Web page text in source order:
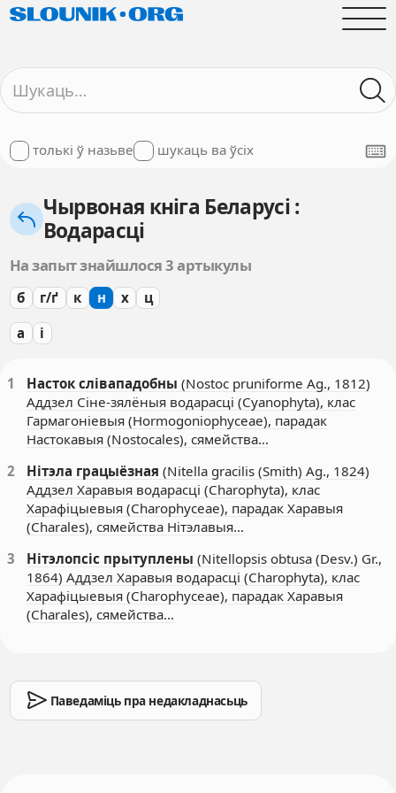
толькі ў назьве шукаць ва ўсіх
Чырвоная кніга Беларусі :
Водарасці
На запыт знайшлося 3 артыкулы
б г/ґ к н х ц
а і
1 Насток слівападобны (Nostoc pruniforme Ag., 1812)
Аддзел Сіне-зялёныя водарасці (Cyanophyta), клас
Гармагоніевыя (Hormogoniophyceae), парадак
Настокавыя (Nostocales), сямейства…
2
Нітэла грацыёзная (Nitella gracilis (Smith) Ag., 1824)
Аддзел Харавыя водарасці (Charophyta), клас
Харафіцыевыя (Charophyceae), парадак Харавыя
(Charales), сямейства Нітэлавыя…
3
Нітэлопсіс прытуплены (Nitellopsis obtusa (Desv.) Gr.,
1864) Аддзел Харавыя водарасці (Charophyta), клас
Харафіцыевыя (Charophyceae), парадак Харавыя
(Charales), сямейства…
Паведаміць пра недакладнасьць